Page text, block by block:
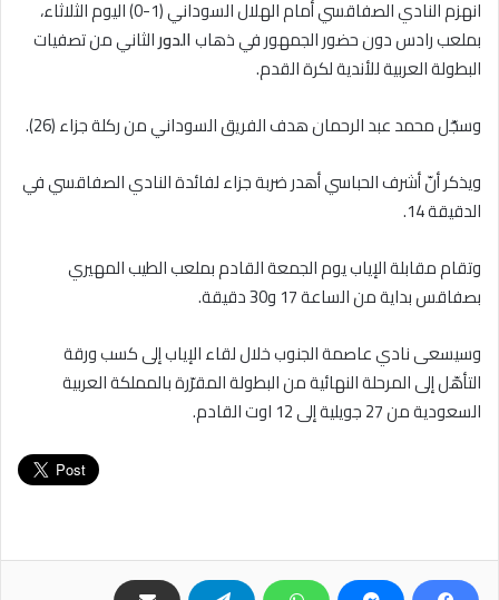
انهزم النادي الصفاقسي أمام الهلال السوداني (1-0) اليوم الثلاثاء،
بملعب رادس دون حضور الجمهور في ذهابالدورالثاني من تصفيات
البطولة العربية للأندية لكرة القدم.
وسجّل محمد عبد الرحمان هدف الفريق السوداني من ركلة جزاء (26).
ويذكر أنّ أشرف الحباسي أهدر ضربة جزاء لفائدة النادي الصفاقسي في
الدقيقة 14.
وتقام مقابلة الإياب يوم الجمعة القادم بملعب الطيب المهيري
بصفاقس بداية من الساعة 17 و30 دقيقة.
وسيسعى نادي عاصمة الجنوب خلال لقاء الإياب إلى كسب ورقة
التأهّل إلى المرحلة النهائية من البطولة المقرّرة بالمملكة العربية
السعودية من 27 جويلية إلى 12 اوت القادم.